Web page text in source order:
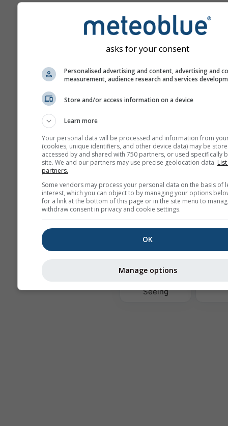
Prognoza tworzona jest
użyciu modeli
się kilka przebiegów
początkowymi, aby
oszacować
prognozy.
Więcej danych
Prognoza
sezonowa
Seeing
asks for your consent
Personalised advertising and content, advertising and
measurement, audience research and services
Store and/or access information on a device
Learn more
Your personal data will be processed and information from
(cookies, unique identifiers, and other device data) may be
accessed by and shared with 750 partners, or used specifically
site. We and our partners may use precise geolocation data.
partners.
Some vendors may process your personal data on the basis of
interest, which you can object to by managing your options
for a link at the bottom of this page or in the site menu to
withdraw consent in privacy and cookie settings.
OK
Manage options